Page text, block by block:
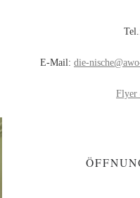
E-Mail: die-
Flyer